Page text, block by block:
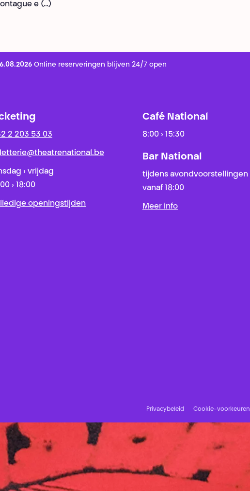
e (…)
Online reserveringen blijven 24/7 open
2 203 53 03
› vrijdag
› 18:00
openingstijden
Café National
8:00 › 15:30
Bar National
tijdens avondvoorstellingen
vanaf 18:00
Meer info
Privacybeleid Cookie-voorkeuren